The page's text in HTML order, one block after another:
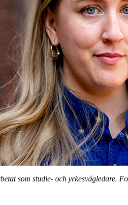
som studie- och yrkesvägledare.